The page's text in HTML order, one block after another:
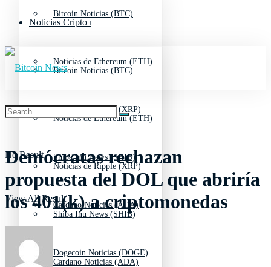
Bitcoin Noticias (BTC)
Noticias de Ethereum (ETH)
Noticias de Ripple (XRP)
Shiba Inu News (SHIB)
Cardano Noticias (ADA)
Dogecoin Noticias (DOGE)
Noticias Cripto
Bitcoin Noticias (BTC)
Noticias de Ethereum (ETH)
Noticias de Ripple (XRP)
Shiba Inu News (SHIB)
Cardano Noticias (ADA)
No Result
View All Result
Demócratas rechazan
propuesta del DOL que abriría
los 401(k) a criptomonedas